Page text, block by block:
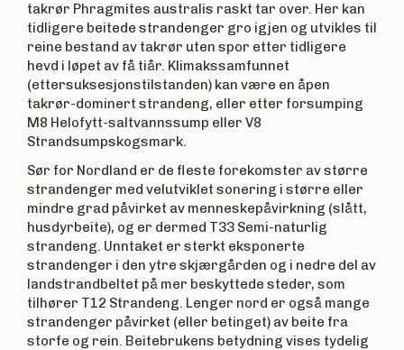
takrør Phragmites australis raskt tar over. Her kan
tidligere beitede strandenger gro igjen og utvikles til
reine bestand av takrør uten spor etter tidligere
hevd i løpet av få tiår. Klimakssamfunnet
(ettersuksesjonstilstanden) kan være en åpen
takrør-dominert strandeng, eller etter forsumping
M8 Helofytt-saltvannssump eller V8
Strandsumpskogsmark.
Sør for Nordland er de fleste forekomster av større
strandenger med velutviklet sonering i større eller
mindre grad påvirket av menneskepåvirkning (slått,
husdyrbeite), og er dermed T33 Semi-naturlig
strandeng. Unntaket er sterkt eksponerte
strandenger i den ytre skjærgården og i nedre del av
landstrandbeltet på mer beskyttede steder, som
tilhører T12 Strandeng. Lenger nord er også mange
strandenger påvirket (eller betinget) av beite fra
storfe og rein. Beitebrukens betydning vises tydelig